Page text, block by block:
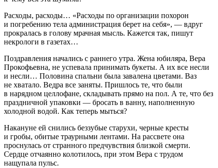
Расходы, расходы… «Расходы по организации похорон
и погребению тела администрация берет на себя», — вдруг
прокралась в голову мрачная мысль. Кажется так, пишут
некрологи в газетах…
Поздравления начались с раннего утра. Жена юбиляра, Вера
Прокофьевна, не успевала принимать букеты. А их все несли
и несли… Половина спальни была завалена цветами. Ваз
не хватало. Ведра все заняты. Пришлось те, что были
в нарядном целлофане, складывать прямо на пол. А те, что без
праздничной упаковки — бросать в ванну, наполненную
холодной водой. Как теперь мыться?
Накануне ей снились беззубые старухи, черные кресты
и гробы, обитые траурными лентами. На рассвете она
проснулась от странного предчувствия близкой смерти.
Сердце отчаянно колотилось, при этом Вера с трудом
нащупала пульс.